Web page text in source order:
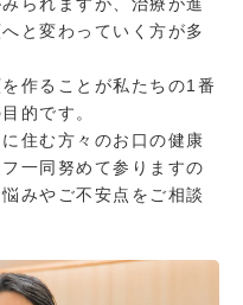
と変わっていく方が多
作ることが私たちの1番
的です。
住む方々のお口の健康
一同努めて参りますの
みやご不安点をご相談